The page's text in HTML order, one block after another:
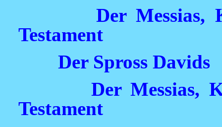
Der Messias,
Testament
Der Spross Davids
Der Messias,
Testament